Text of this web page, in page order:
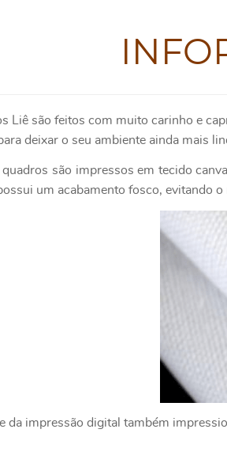
Liêsão feitos com muito carinho e
deixar o seu ambiente ainda mais
quadros são impressos em tecido
um acabamento fosco, evitando
da impressão digital também